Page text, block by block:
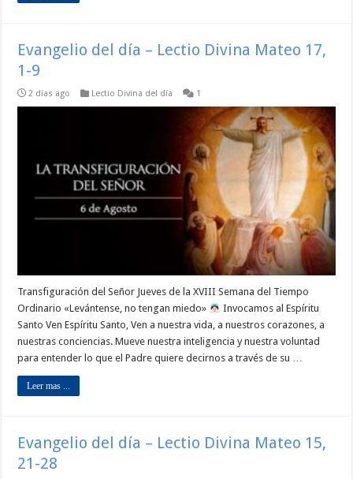
Evangelio del día – Lectio Divina Mateo 17,
1-9
2 días ago Lectio Divina del día 1
Transfiguración del Señor Jueves de la XVIII Semana del Tiempo
Ordinario «Levántense, no tengan miedo»
Invocamos al Espíritu
Santo Ven Espíritu Santo, Ven a nuestra vida, a nuestros corazones, a
nuestras conciencias. Mueve nuestra inteligencia y nuestra voluntad
para entender lo que el Padre quiere decirnos a través de su …
Leer mas ...
Evangelio del día – Lectio Divina Mateo 15,
21-28